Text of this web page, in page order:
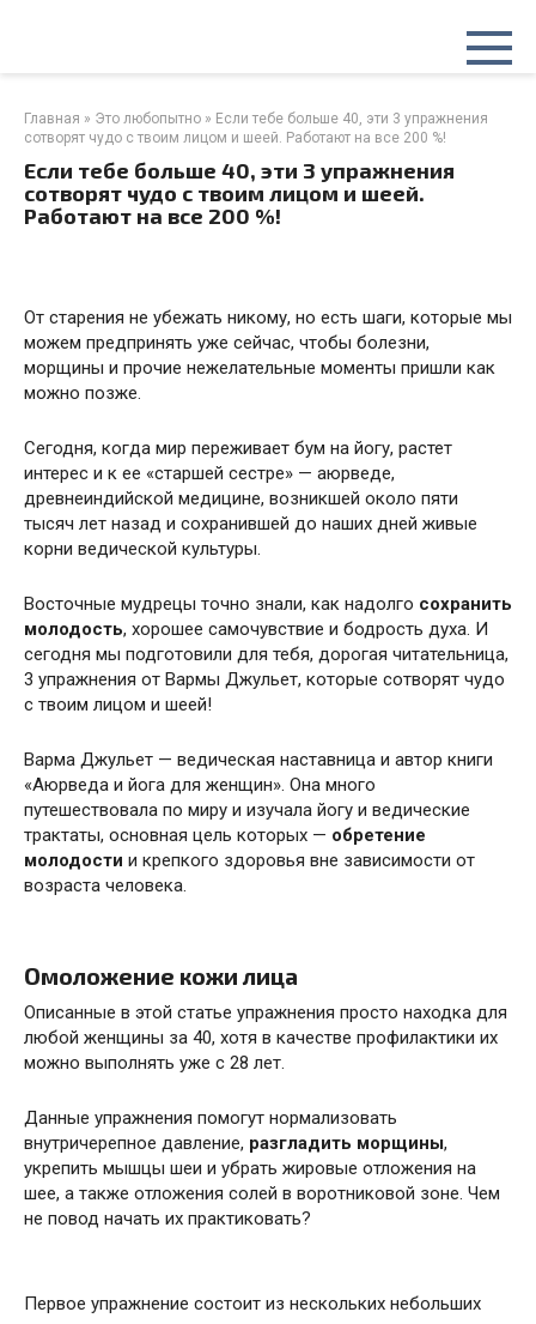
Главная » Это любопытно » Если тебе больше 40, эти 3 упражнения
сотворят чудо с твоим лицом и шеей. Работают на все 200 %!
Если тебе больше 40, эти 3 упражнения
сотворят чудо с твоим лицом и шеей.
Работают на все 200 %!
От старения не убежать никому, но есть шаги, которые мы
можем предпринять уже сейчас, чтобы болезни,
морщины и прочие нежелательные моменты пришли как
можно позже.
Сегодня, когда мир переживает бум на йогу, растет
интерес и к ее «старшей сестре» — аюрведе,
древнеиндийской медицине, возникшей около пяти
тысяч лет назад и сохранившей до наших дней живые
корни ведической культуры.
Восточные мудрецы точно знали, как надолго сохранить
молодость, хорошее самочувствие и бодрость духа. И
сегодня мы подготовили для тебя, дорогая читательница,
3 упражнения от Вармы Джульет, которые сотворят чудо
с твоим лицом и шеей!
Варма Джульет — ведическая наставница и автор книги
«Аюрведа и йога для женщин». Она много
путешествовала по миру и изучала йогу и ведические
трактаты, основная цель которых — обретение
молодости и крепкого здоровья вне зависимости от
возраста человека.
Омоложение кожи лица
Описанные в этой статье упражнения просто находка для
любой женщины за 40, хотя в качестве профилактики их
можно выполнять уже с 28 лет.
Данные упражнения помогут нормализовать
внутричерепное давление, разгладить морщины,
укрепить мышцы шеи и убрать жировые отложения на
шее, а также отложения солей в воротниковой зоне. Чем
не повод начать их практиковать?
Первое упражнение состоит из нескольких небольших